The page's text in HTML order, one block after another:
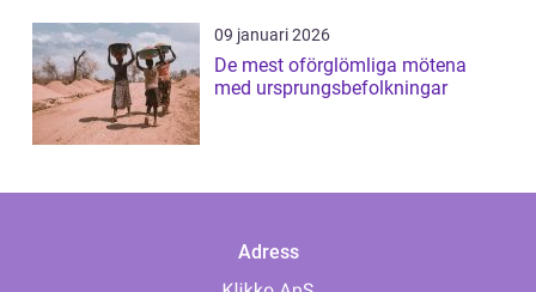
09 januari 2026
De mest oförglömliga mötena
med ursprungsbefolkningar
Adress